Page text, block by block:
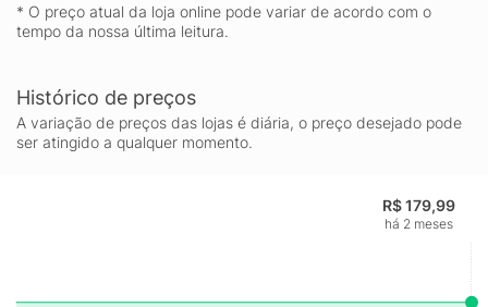
* O preço atual da loja online pode variar de acordo com o
tempo da nossa última leitura.
Histórico de preços
A variação de preços das lojas é diária, o preço desejado pode
ser atingido a qualquer momento.
R$ 179,99
há 2 meses